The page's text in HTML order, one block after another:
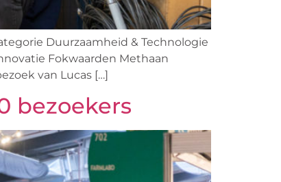
Duurzaamheid & Technologie
Fokwaarden Methaan
van Lucas […]
bezoekers